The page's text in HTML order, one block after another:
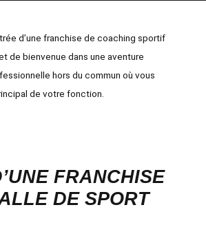
d’une franchise de coaching sportif
de bienvenue dans une aventure
hors du commun où vous
de votre fonction.
FRANCHISE
DE SPORT